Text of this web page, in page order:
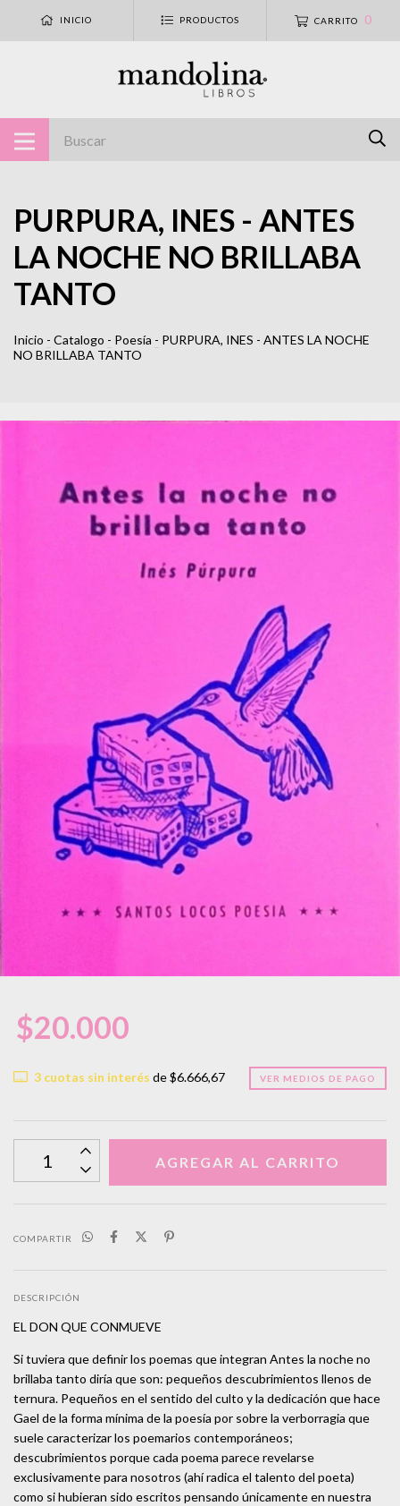
INICIO PRODUCTOS CARRITO 0
PURPURA, INES - ANTES
LA NOCHE NO BRILLABA
TANTO
Inicio - Catalogo - Poesía - PURPURA, INES - ANTES LA NOCHE
NO BRILLABA TANTO
$20.000
3cuotas sin interés de$6.666,67 VER MEDIOS DE PAGO
COMPARTIR
DESCRIPCIÓN
EL DON QUE CONMUEVE
Si tuviera que definir los poemas que integran Antes la noche no
brillaba tanto diría que son: pequeños descubrimientos llenos de
ternura. Pequeños en el sentido del culto y la dedicación que hace
Gael de la forma mínima de la poesía por sobre la verborragia que
suele caracterizar los poemarios contemporáneos;
descubrimientos porque cada poema parece revelarse
exclusivamente para nosotros (ahí radica el talento del poeta)
como si hubieran sido escritos pensando únicamente en nuestra